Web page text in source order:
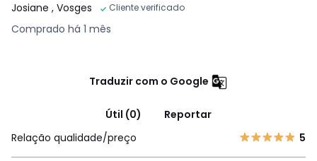
Josiane , Vosges Cliente verificado
Comprado há 1 mês
Traduzir com o Google
Útil (0)
Reportar
Relação qualidade/preço
5